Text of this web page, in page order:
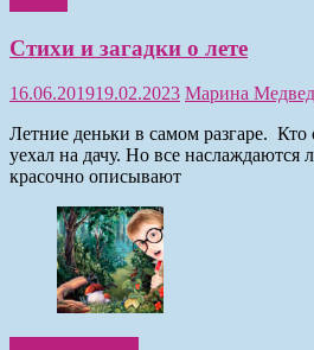
Стихи и загадки о лете
16.06.201919.02.2023 Марина
Летние деньки в самом разгаре.
уехал на дачу. Но все наслаждаются
красочно описывают